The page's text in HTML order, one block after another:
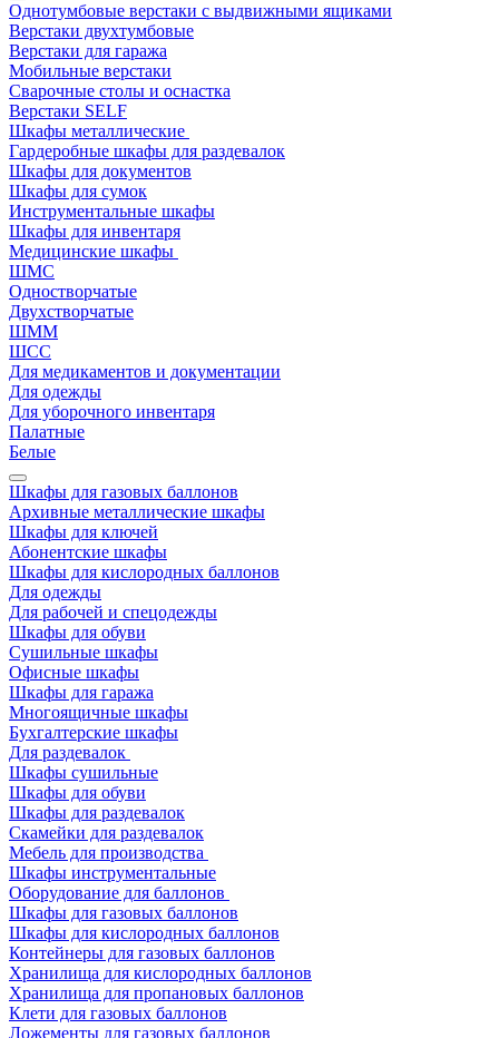
Однотумбовые верстаки с выдвижными ящиками
Верстаки двухтумбовые
Верстаки для гаража
Мобильные верстаки
Сварочные столы и оснастка
Верстаки SELF
Шкафы металлические
Гардеробные шкафы для раздевалок
Шкафы для документов
Шкафы для сумок
Инструментальные шкафы
Шкафы для инвентаря
Медицинские шкафы
ШМС
Одностворчатые
Двухстворчатые
ШММ
ШСС
Для медикаментов и документации
Для одежды
Для уборочного инвентаря
Палатные
Белые
Шкафы для газовых баллонов
Архивные металлические шкафы
Шкафы для ключей
Абонентские шкафы
Шкафы для кислородных баллонов
Для одежды
Для рабочей и спецодежды
Шкафы для обуви
Сушильные шкафы
Офисные шкафы
Шкафы для гаража
Многоящичные шкафы
Бухгалтерские шкафы
Для раздевалок
Шкафы сушильные
Шкафы для обуви
Шкафы для раздевалок
Скамейки для раздевалок
Мебель для производства
Шкафы инструментальные
Оборудование для баллонов
Шкафы для газовых баллонов
Шкафы для кислородных баллонов
Контейнеры для газовых баллонов
Хранилища для кислородных баллонов
Хранилища для пропановых баллонов
Клети для газовых баллонов
Ложементы для газовых баллонов